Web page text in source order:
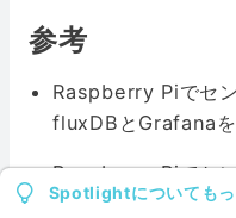
Spotlightについてもっ
参考
Raspberry Piでセ
fluxDBとGrafana
Raspberry Piでセ
ンサー情報を